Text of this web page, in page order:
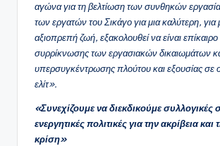
αγώνα για τη βελτίωση των συνθηκών
των εργατών του Σικάγο για μια καλύτερη, για
αξιοπρεπή ζωή, εξακολουθεί να είναι
συρρίκνωσης των εργασιακών δικαιωμάτων
υπερσυγκέντρωσης πλούτου και εξουσίας σε
ελίτ».
«Συνεχίζουμε να διεκδικούμε συλλογικές
ενεργητικές πολιτικές για την ακρίβεια και
κρίση»